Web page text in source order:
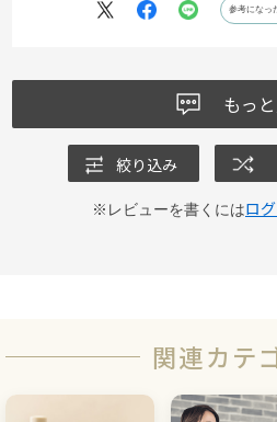
参考になっ
もっ
絞り込み
※レビューを書くにはロ
関連カテ